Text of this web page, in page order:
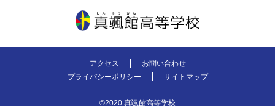
アクセス
お問い合わせ
プライバシーポリシー
サイトマップ
©2020 真颯館高等学校